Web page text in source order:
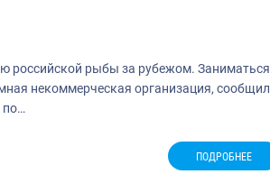
российской рыбы за рубежом. Заниматься
некоммерческая организация, сообщил
по…
ПОДРОБНЕЕ